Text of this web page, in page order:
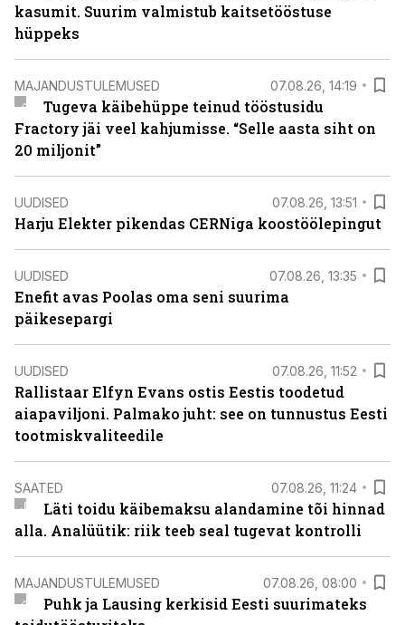
kasumit. Suurim valmistub kaitsetööstuse
hüppeks
MAJANDUSTULEMUSED 07.08.26, 14:19
Tugeva käibehüppe teinud tööstusidu
Fractory jäi veel kahjumisse. “Selle aasta siht on
20 miljonit”
UUDISED 07.08.26, 13:51
Harju Elekter pikendas CERNiga koostöölepingut
UUDISED 07.08.26, 13:35
Enefit avas Poolas oma seni suurima
päikesepargi
UUDISED 07.08.26, 11:52
Rallistaar Elfyn Evans ostis Eestis toodetud
aiapaviljoni. Palmako juht: see on tunnustus Eesti
tootmiskvaliteedile
SAATED 07.08.26, 11:24
Läti toidu käibemaksu alandamine tõi hinnad
alla. Analüütik: riik teeb seal tugevat kontrolli
MAJANDUSTULEMUSED 07.08.26, 08:00
Puhk ja Lausing kerkisid Eesti suurimateks